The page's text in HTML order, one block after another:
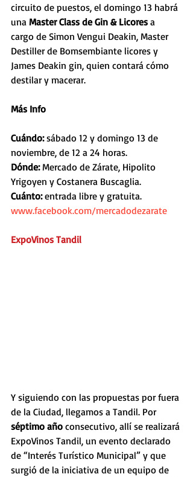
circuito de puestos, el domingo 13 habrá
una Master Class de Gin & Licores a
cargo de Simon Vengui Deakin, Master
Destiller de Bomsembiante licores y
James Deakin gin, quien contará cómo
destilar y macerar.
Más Info
Cuándo: sábado 12 y domingo 13 de
noviembre, de 12 a 24 horas.
Dónde: Mercado de Zárate, Hipolito
Yrigoyen y Costanera Buscaglia.
Cuánto: entrada libre y gratuita.
www.facebook.com/mercadodezarate
ExpoVinos Tandil
Y siguiendo con las propuestas por fuera
de la Ciudad, llegamos a Tandil. Por
séptimo año consecutivo, allí se realizará
ExpoVinos Tandil, un evento declarado
de “Interés Turístico Municipal” y que
surgió de la iniciativa de un equipo de